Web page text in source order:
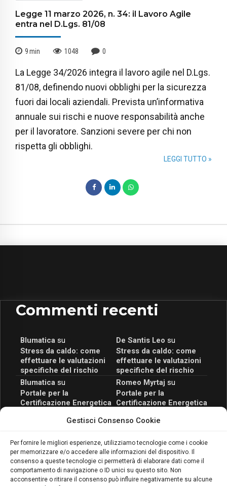
Gestisci Consenso Cookie
Per fornire le migliori esperienze, utilizziamo tecnologie come i cookie
per memorizzare e/o accedere alle informazioni del dispositivo. Il
consenso a queste tecnologie ci permetterà di elaborare dati come il
comportamento di navigazione o ID unici su questo sito. Non
acconsentire o ritirare il consenso può influire negativamente su alcune
Legge 11 marzo 2026, n. 34: il Lavoro Agile
entra nel D.Lgs. 81/08
9min 1048 0
La Legge 34/2026 integra il lavoro agile nel D.Lgs.
81/08, definendo nuovi obblighi per la sicurezza
fuori dai locali aziendali. Prevista un’informativa
annuale sui rischi e nuove responsabilità anche
per il lavoratore. Sanzioni severe per chi non
rispetta gli obblighi.
LEGGI TUTTO »
Commenti recenti
Blumaticasu
Stress da caldo: come
effettuare le valutazioni
specifiche del rischio
De Santis Leo su
Stress da caldo: come
effettuare le valutazioni
specifiche del rischio
Blumatica su
Portale per la
Certificazione Energetica
scopri il Corso Blumatica
Romeo Myrtaj su
Portale per la
Certificazione Energetica
scopri il Corso Blumatica
Blumaticasu
Coordinatore della
Sicurezza: cosa è
richiesto per abilitazione
e aggiornamento